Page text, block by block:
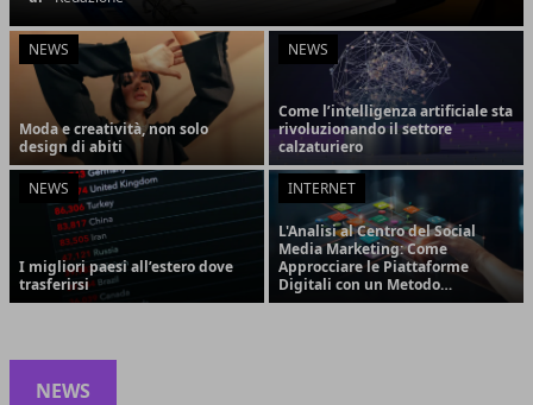
NEWS
Moda e creatività, non solo
design di abiti
NEWS
Come l’intelligenza artificiale sta
rivoluzionando il settore
calzaturiero
NEWS
I migliori paesi all’estero dove
trasferirsi
INTERNET
L'Analisi al Centro del Social
Media Marketing: Come
Approcciare le Piattaforme
Digitali con un Metodo
Strategico e Orientato ai
NEWS